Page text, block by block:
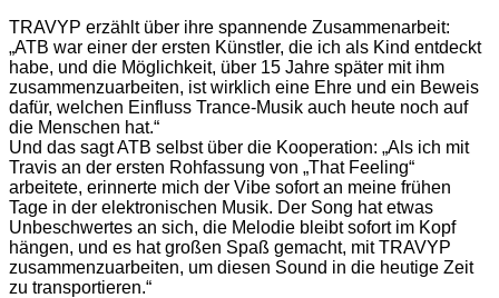
TRAVYP erzählt über ihre spannende Zusammenarbeit:
„ATB war einer der ersten Künstler, die ich als Kind entdeckt
habe, und die Möglichkeit, über 15 Jahre später mit ihm
zusammenzuarbeiten, ist wirklich eine Ehre und ein Beweis
dafür, welchen Einfluss Trance-Musik auch heute noch auf
die Menschen hat.“
Und das sagt ATB selbst über die Kooperation: „Als ich mit
Travis an der ersten Rohfassung von „That Feeling“
arbeitete, erinnerte mich der Vibe sofort an meine frühen
Tage in der elektronischen Musik. Der Song hat etwas
Unbeschwertes an sich, die Melodie bleibt sofort im Kopf
hängen, und es hat großen Spaß gemacht, mit TRAVYP
zusammenzuarbeiten, um diesen Sound in die heutige Zeit
zu transportieren.“